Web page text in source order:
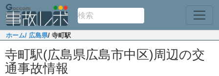
ホーム/ 広島県/ 寺町駅
寺町駅(広島県広島市中区)周辺の交
通事故情報